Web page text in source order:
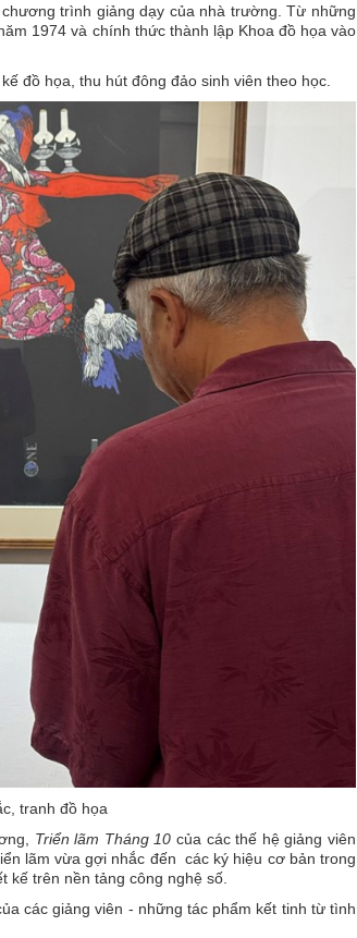
trình giảng dạy của nhà trường. Từ những
1974 và chính thức thành lập Khoa đồ họa vào
đồ họa, thu hút đông đảo sinh viên theo học.
tranh đồ họa
Triển lãm Tháng 10 của các thế hệ giảng viên
lãm vừa gợi nhắc đến các ký hiệu cơ bản trong
trên nền tảng công nghệ số.
các giảng viên - những tác phẩm kết tinh từ tình